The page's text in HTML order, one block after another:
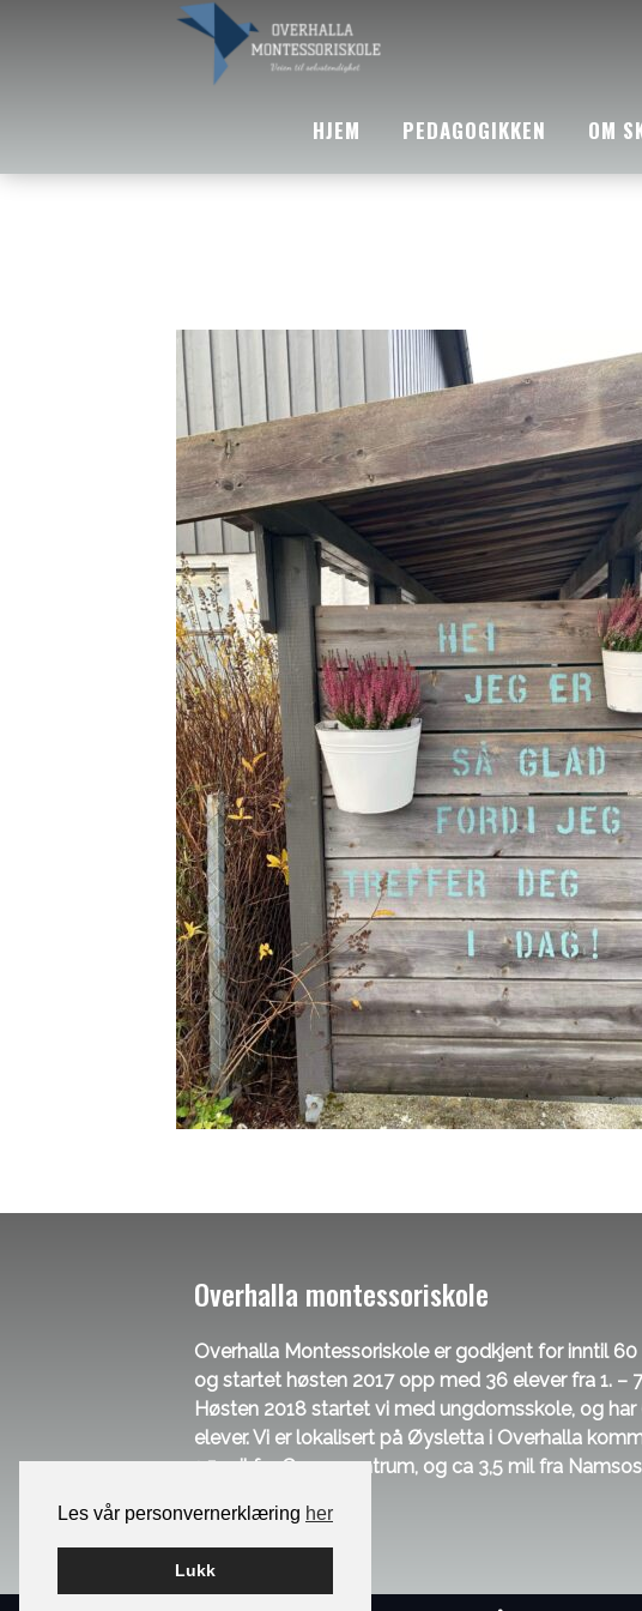
Les vår personvernerklæring her
Lukk
HJEM PEDAGOGIKKEN OM
Overhalla montessoriskole
Overhalla Montessoriskole er godkjent for inntil 60
og startet høsten 2017 opp med 36 elever fra 1. –
Høsten 2018 startet vi med ungdomsskole, og har
elever. Vi er lokalisert på Øysletta i Overhalla
1,5 mil fra Grong sentrum, og ca 3,5 mil fra Namsos